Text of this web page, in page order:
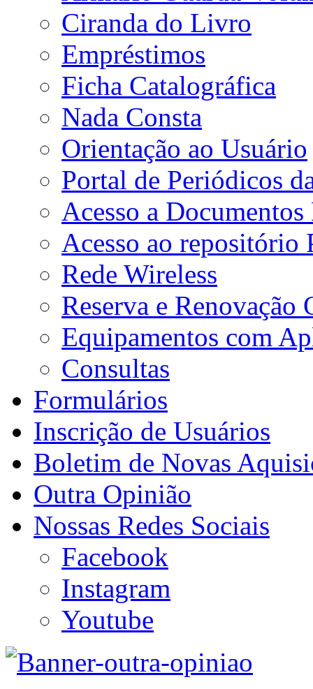
Ciranda do Livro
Empréstimos
Ficha Catalográfica
Nada Consta
Orientação ao Usuário
Portal de Periódicos
Acesso a
Acesso ao repositório
Rede Wireless
Reserva e Renovação
Equipamentos com
Consultas
Formulários
Inscrição de Usuários
Boletim de Novas
Outra Opinião
Nossas Redes Sociais
Facebook
Instagram
Youtube